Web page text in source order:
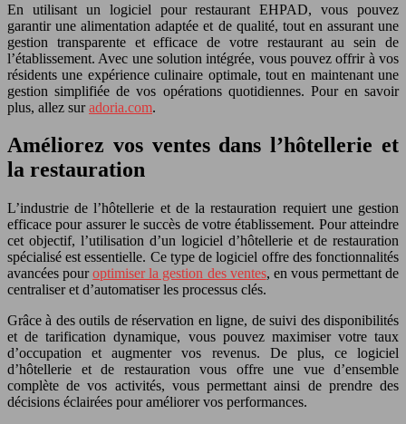
En utilisant un logiciel pour restaurant EHPAD, vous pouvez
garantir une alimentation adaptée et de qualité, tout en assurant une
gestion transparente et efficace de votre restaurant au sein de
l’établissement. Avec une solution intégrée, vous pouvez offrir à vos
résidents une expérience culinaire optimale, tout en maintenant une
gestion simplifiée de vos opérations quotidiennes. Pour en savoir
plus, allez suradoria.com.
Améliorez vos ventes dans l’hôtellerie et
la restauration
L’industrie de l’hôtellerie et de la restauration requiert une gestion
efficace pour assurer le succès de votre établissement. Pour atteindre
cet objectif, l’utilisation d’un logiciel d’hôtellerie et de restauration
spécialisé est essentielle. Ce type de logiciel offre des fonctionnalités
avancées pouroptimiser la gestion des ventes, en vous permettant de
centraliser et d’automatiser les processus clés.
Grâce à des outils de réservation en ligne, de suivi des disponibilités
et de tarification dynamique, vous pouvez maximiser votre taux
d’occupation et augmenter vos revenus. De plus, ce logiciel
d’hôtellerie et de restauration vous offre une vue d’ensemble
complète de vos activités, vous permettant ainsi de prendre des
décisions éclairées pour améliorer vos performances.